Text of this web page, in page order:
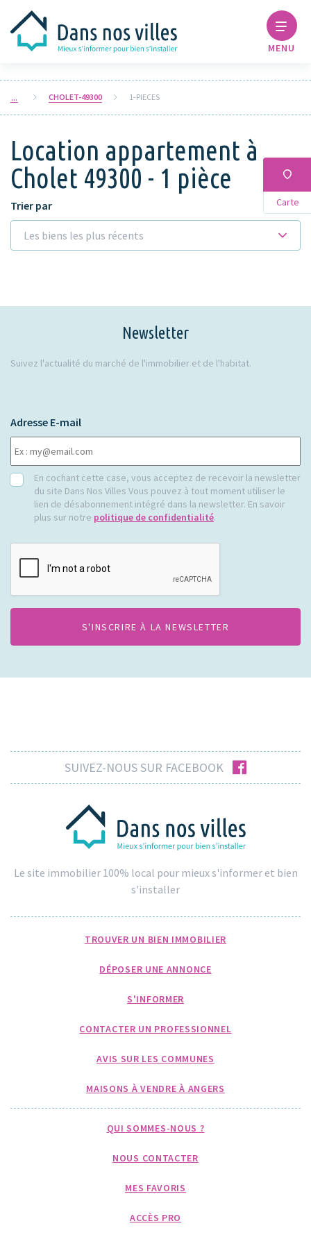
MENU
CHOLET-49300 1-PIECES
Location appartement à
Cholet 49300 - 1 pièce
Carte
Trier par
Les biens les plus récents
Newsletter
Suivez l'actualité du marché de l'immobilier et de l'habitat.
Adresse E-mail
RGPDEn cochant cette case, vous acceptez de recevoir la newsletter
du site Dans Nos Villes Vous pouvez à tout moment utiliser le
lien de désabonnement intégré dans la newsletter. En savoir
plus sur notre politique de confidentialité.
SUIVEZ-NOUS SUR FACEBOOK facebook
Le site immobilier 100% local pour mieux s'informer et bien
s'installer
TROUVER UN BIEN IMMOBILIER
DÉPOSER UNE ANNONCE
S'INFORMER
CONTACTER UN PROFESSIONNEL
AVIS SUR LES COMMUNES
MAISONS À VENDRE À ANGERS
QUI SOMMES-NOUS ?
NOUS CONTACTER
MES FAVORIS
ACCÈS PRO